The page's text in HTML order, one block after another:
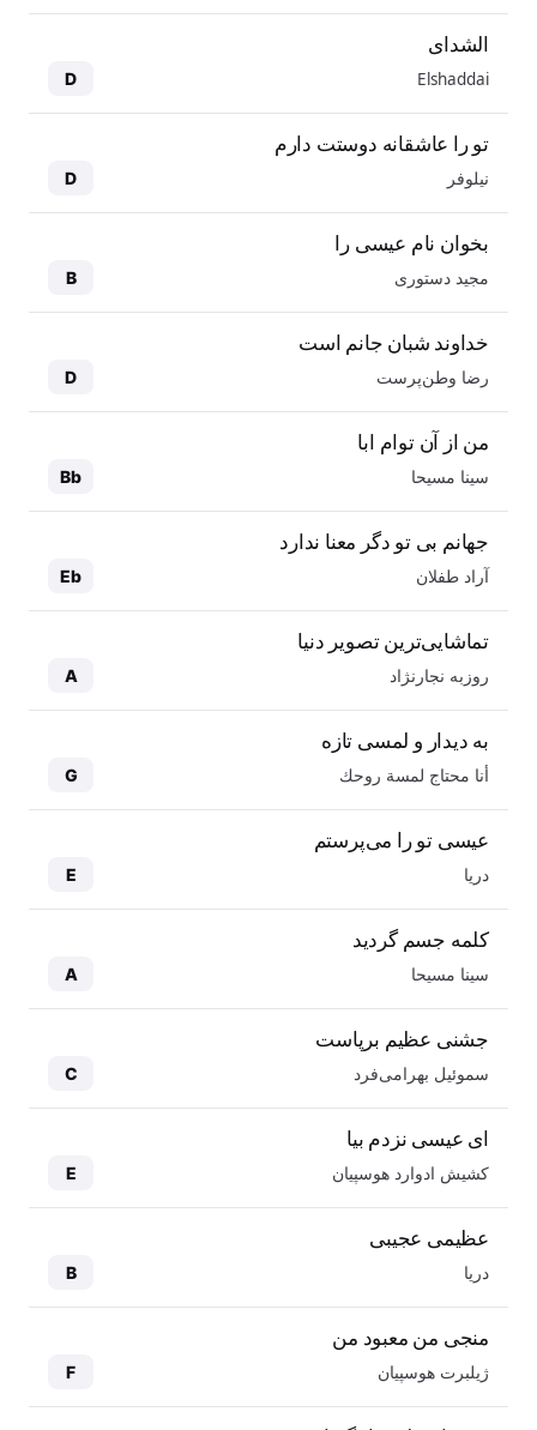
الشدای
Elshaddai
D
تو را عاشقانه دوستت دارم
نیلوفر D
بخوان نام عیسی را
مجید دستوری B
خداوند شبان جانم است
رضا وطن‌پرست D
من از آن توام ابا
سینا مسیحا Bb
جهانم بی تو دگر معنا ندارد
آراد طفلان Eb
تماشایی‌ترین تصویر دنیا
روزبه نجارنژاد A
به دیدار و لمسی تازه
أنا محتاج لمسة روحك G
عیسی تو را می‌پرستم
دریا E
کلمه جسم گردید
سینا مسیحا A
جشنی عظیم برپاست
سموئیل بهرامی‌فرد C
ای عیسی نزدم بیا
کشیش ادوارد هوسپیان E
عظیمی عجیبی
دریا B
منجی من معبود من
ژیلبرت هوسپیان F